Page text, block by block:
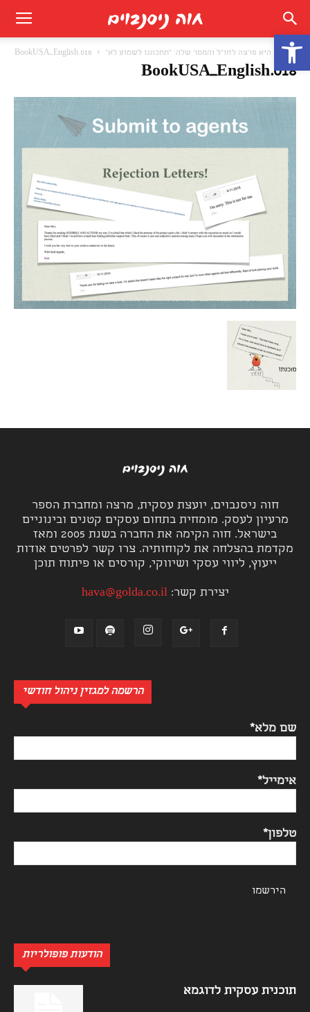
פתח סרגל נגישות
היא פרצה לחו"ל והמסר שלה: "תתכוננו לשמוע לא" BookUSA_English.018
BookUSA_English.018
חוה ניסנבוים, יועצת עסקית, מרצה ומחברת הספר
מרעיון לעסק. מומחית בתחום עסקים קטנים ובינוניים
בישראל. חוה הקימה את החברה בשנת 2005 ומאז
מקדמת בהצלחה את לקוחותיה. צרו קשר לפרטים אודות
ייעוץ, ליווי עסקי ושיווקי, קורסים או פיתוח תוכן
יצירת קשר:hava@golda.co.il
הרשמה למגזין ניהול חודשי
שם מלא*
אימייל*
טלפון*
הודעות פופולריות
תוכנית עסקית לדוגמא